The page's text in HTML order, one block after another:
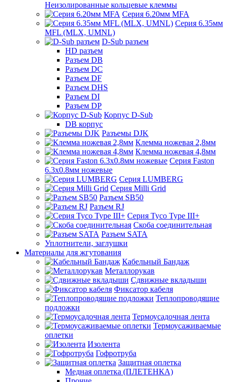
Неизолированные кольцевые клеммы
Серия 6.20мм MFA
Серия 6.35мм
MFL (MLX, UMNL)
D-Sub разъем
HD разъем
Разъем DB
Разъем DC
Разъем DF
Разъем DHS
Разъем DI
Разъем DP
Корпус D-Sub
DB корпус
Разъемы DJK
Клемма ножевая 2,8мм
Клемма ножевая 4,8мм
Серия Faston
6.3х0.8мм ножевые
Серия LUMBERG
Серия Milli Grid
Разъем SB50
Разъем RJ
Серия Tyco Type III+
Скоба соединительная
Разъем SATA
Уплотнители, заглушки
Материалы для жгутования
Кабельный Бандаж
Металлорукав
Сдвижные вкладыши
Фиксатор кабеля
Теплопроводящие
подложки
Термоусадочная лента
Термоусаживаемые
оплетки
Изолента
Гофротруба
Защитная оплетка
Медная оплетка (ПЛЕТЕНКА)